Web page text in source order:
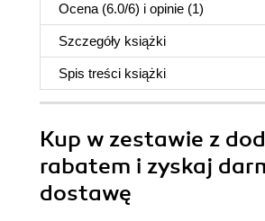
Ocena (6.0/6) i opinie (1)
Szczegóły książki
Spis treści książki
Kup w zestawie z
rabatem i zyskaj
dostawę